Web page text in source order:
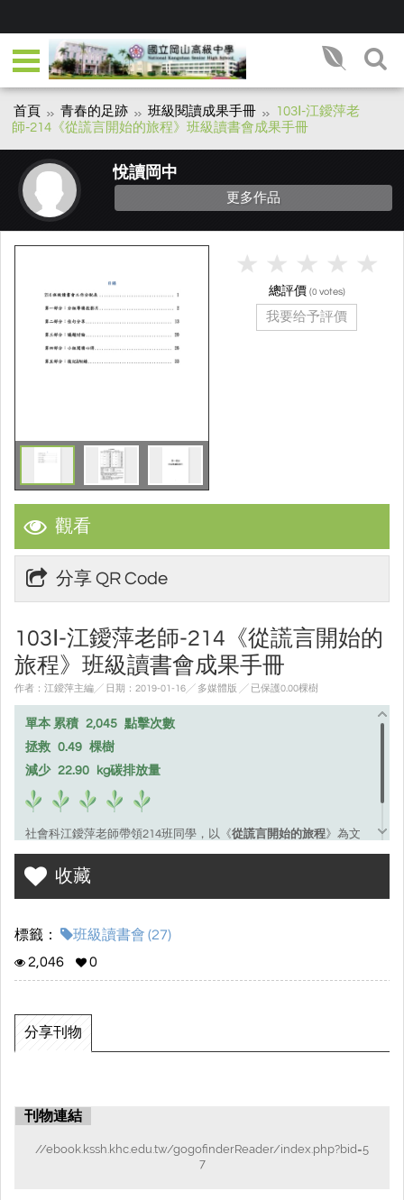
首頁 青春的足跡 班級閱讀成果手冊
103Ⅰ-江鑀萍老
師-214《從謊言開始的旅程》班級讀書會成果手冊
悅讀岡中
更多作品
觀看
分享 QR Code
103Ⅰ-江鑀萍老師-214《從謊言開始的
旅程》班級讀書會成果手冊
作者：江鑀萍主編╱ 日期：2019-01-16╱ 多媒體版 ╱ 已保護0.00棵樹
單本 累積 2,045 點擊次數
拯救 0.49 棵樹
減少 22.90 kg碳排放量
社會科江鑀萍老師帶領214班同學，以《從謊言開始的旅程》為文
本，進行讀書會之成果彙集。
收藏
標籤：
班級讀書會 (27)
2,046
0
分享刊物
刊物連結
//ebook.kssh.khc.edu.tw/gogofinderReader/index.php?bid=5
7
總評價 (0 votes)
我要给予評價